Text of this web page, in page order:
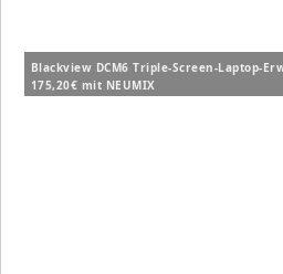
Blackview DCM6 Triple-Screen-Laptop-
175,20€ mit NEUMIX